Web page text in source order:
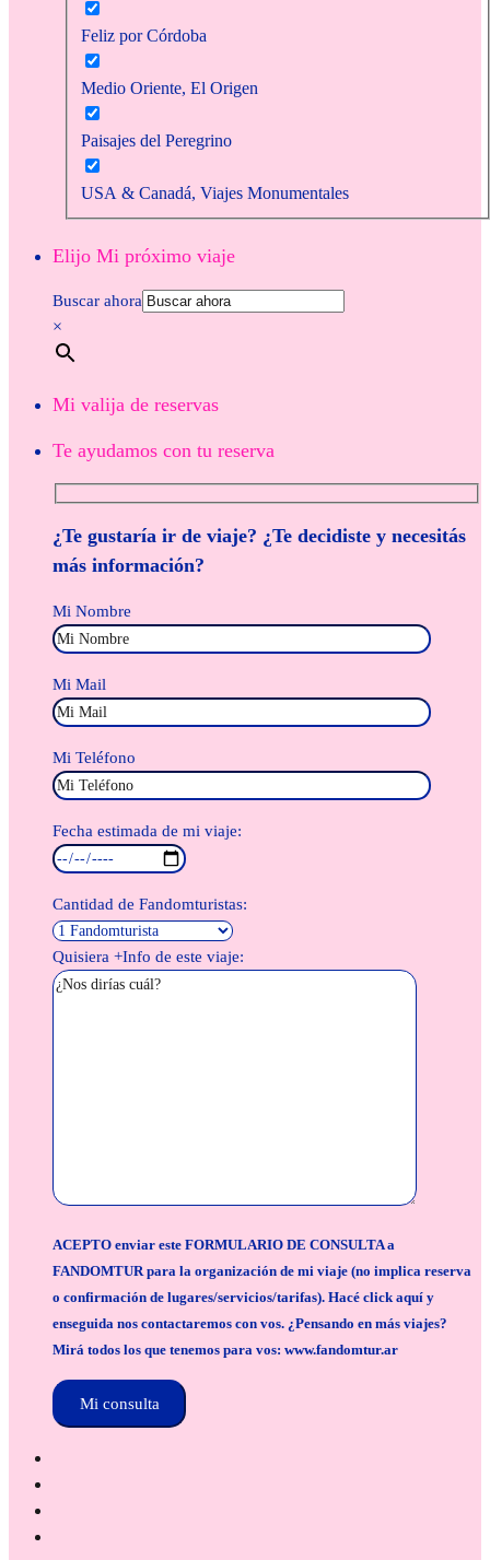
Feliz por Córdoba
Medio Oriente, El Origen
Paisajes del Peregrino
USA & Canadá, Viajes Monumentales
Elijo Mi próximo viaje
Buscar ahora
×
Mi valija de reservas
Te ayudamos con tu reserva
¿Te gustaría ir de viaje? ¿Te decidiste y necesitás
más información?
Mi Nombre
Mi Mail
Mi Teléfono
Fecha estimada de mi viaje:
Cantidad de Fandomturistas:
Quisiera +Info de este viaje:
ACEPTO enviar este FORMULARIO DE CONSULTA a
FANDOMTUR para la organización de mi viaje (no implica reserva
o confirmación de lugares/servicios/tarifas). Hacé click aquí y
enseguida nos contactaremos con vos. ¿Pensando en más viajes?
Mirá todos los que tenemos para vos: www.fandomtur.ar